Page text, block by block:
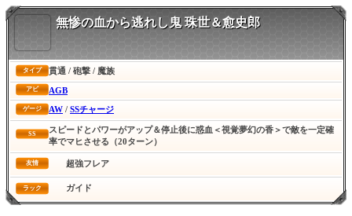
無惨の血から逃れし鬼 珠世＆愈史郎
タイプ 貫通 / 砲撃 / 魔族
アビ AGB
ゲージ AW / SSチャージ
SS
スピードとパワーがアップ＆停止後に惑血＜視覚夢幻の香＞で敵を一定確
率でマヒさせる（20ターン）
友情 超強フレア
ラック ガイド